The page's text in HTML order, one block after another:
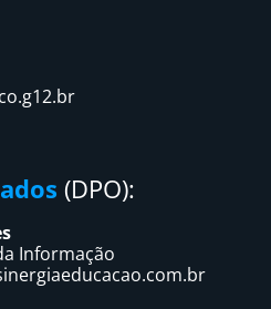
(DPO):
Informação